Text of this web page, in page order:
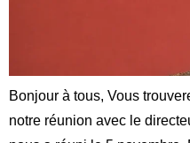
Bonjour à tous, Vous
notre réunion avec le